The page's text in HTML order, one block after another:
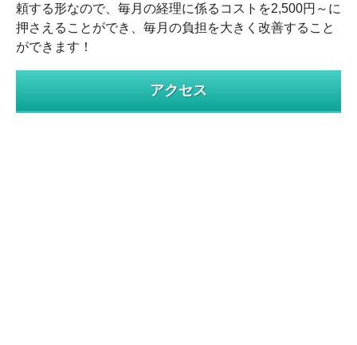
頼する形なので、毎月の経理に係るコストを2,500円～に
押さえることができ、毎月の負担を大きく改善すること
ができます！
アクセス